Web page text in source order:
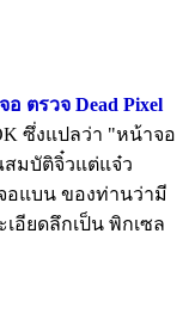
ตรวจ Dead Pixel
ซึ่งแปลว่า "หน้าจอ
มบัติจิ๋วแต่แจ๋ว
อแบน ของท่านว่ามี
อียดลึกเป็น พิกเซล